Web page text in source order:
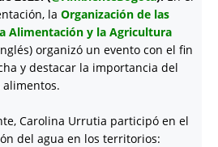
la Organización de las
Alimentación y la Agricultura
organizó un evento con el fin
y destacar la importancia del
Carolina Urrutia participó en el
del agua en los territorios: